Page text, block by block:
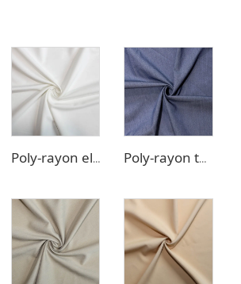
Poly-rayon elastiskt klänningstygg Poly-rayon tyg liknande jeans